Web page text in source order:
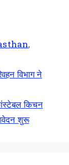
,
विभाग ने
किचन
शुरू